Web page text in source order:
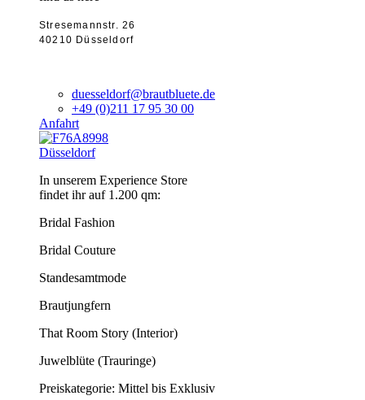
Stresemannstr. 26
40210 Düsseldorf
duesseldorf@brautbluete.de
+49 (0)211 17 95 30 00
Anfahrt
Düsseldorf
In unserem Experience Store
findet ihr auf 1.200 qm:
Bridal Fashion
Bridal Couture
Standesamtmode
Brautjungfern
That Room Story (Interior)
Juwelblüte (Trauringe)
Preiskategorie: Mittel bis Exklusiv